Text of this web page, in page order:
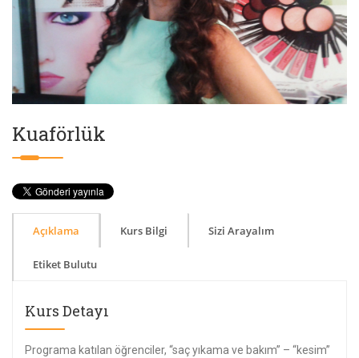
Kuaförlük
Açıklama Kurs Bilgi Sizi Arayalım
Etiket Bulutu
Kurs Detayı
Programa katılan öğrenciler, “saç yıkama ve bakım” – “kesim”